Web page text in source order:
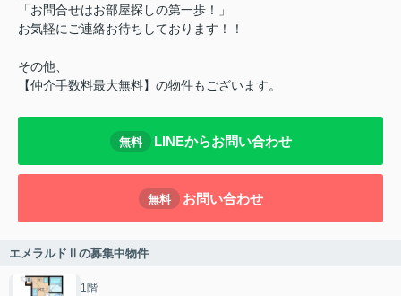
「お問合せはお部屋探しの第一歩！」
お気軽にご連絡お待ちしております！！
その他、
【仲介手数料最大無料】の物件もございます。
無料 LINEからお問い合わせ
無料 お問い合わせ
エメラルドⅡの募集中物件
1階